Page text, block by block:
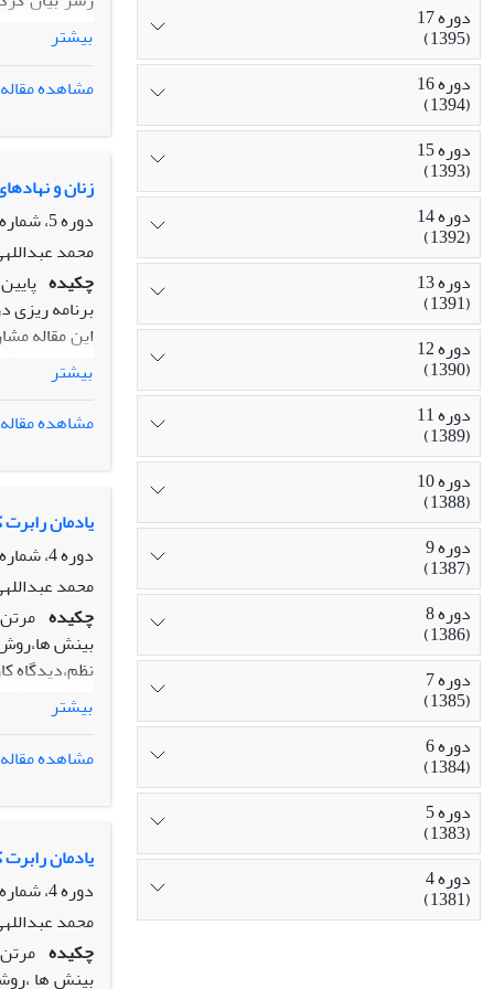
مسئله از
مدرنیزاسیون و
بیشتر
مشاهده مقاله
زنان و
دوره 5، شماره 2، تابستان 1383، صفحه
محمد
چکیده
برنامه
این مقاله
است.در
آن پرسش
روایی و
داده ها
در محیط
بر توصیف کم
بینی
مشارکت
بیشتر
مشاهده مقاله
یادمان رابرت
دوره 4، شماره 3، پاییز 1381، صفحه
محمد
چکیده
بینش
نظم،دیدگاه
تجربی در
شناسی علم و
و مدیریت در حوزه جامعه
بیشتر
مشاهده مقاله
یادمان رابرت
دوره 4، شماره 2، تابستان 1381، صفحه
محمد
چکیده
بینش ها
دوره 17
(1395)
دوره 16
(1394)
دوره 15
(1393)
دوره 14
(1392)
دوره 13
(1391)
دوره 12
(1390)
دوره 11
(1389)
دوره 10
(1388)
دوره 9
(1387)
دوره 8
(1386)
دوره 7
(1385)
دوره 6
(1384)
دوره 5
(1383)
دوره 4
(1381)